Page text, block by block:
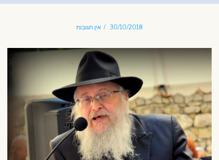
30/10/2018 אין תגובות